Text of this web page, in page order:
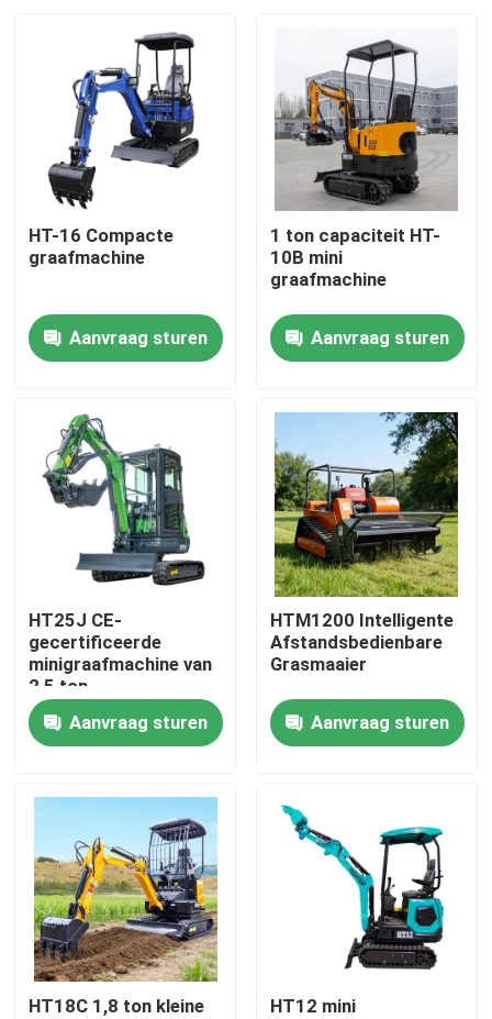
Producten
Over ons
Fabrieksreis
Kwaliteitscontrole
Contacteer ons
nieuws
Vraag een offerte aan
Hightop Mini Excavator
kleine hydraulische graafmachine
HT-16 Compacte
graafmachine
Aanvraag sturen
1 ton capaciteit HT-
10B mini
graafmachine
Aanvraag sturen
HT25J CE-
gecertificeerde
minigraafmachine van
2,5 ton
Aanvraag sturen
HTM1200 Intelligente
Afstandsbedienbare
Grasmaaier
Aanvraag sturen
HT18C 1,8 ton kleine
HT12 mini